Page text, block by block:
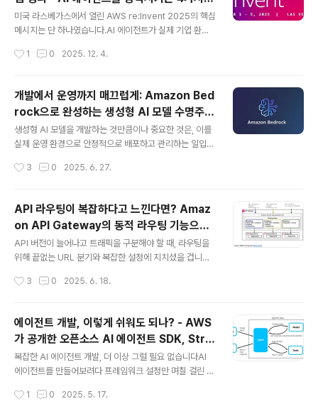
gent 운영이 오히려 새 기술 부채가 되는 것 아닌가?”이
고민은 자연스럽다. 엔터프라이즈 환경에서는 도구가 늘어
이 문제를 이해하는 이유는 단순하다. 엔..
방법과 프론티어 에이전트
미국 라스베가스에서 열린 AWS re:Invent 2025의 핵심
메시지는 단 하나였습니다.AI 에이전트가 실제 기업 환경
게 제공할 것인가.AWS CEO Matt Garman은 올해 기조
개했습니다. 발표가 워낙 많았지만, 핵심만 정확하게 이해
하면 AWS가 어디로 가고 있는지, 그리고 앞으로 기업이
어떤 기술 방향을 잡아야 하는지 명확히 보입니다.이번 글
에서는 기조연설에서 다뤄진 4가지 AI 에이전트 기반 기술
빠르게 정리합니다.AI 에이전트를 동작시키는 4가지 핵심
1 0 2025. 12. 4.
개발에서 운영까지 매끄럽게: Amazon Bed
rock으로 완성하는 생성형 AI 모델 수명주기
관리
생성형 AI 모델을 개발하는 것만큼이나 중요한 것은, 이를
실제 운영 환경으로 안정적으로 배포하고 관리하는 일입니
운영하는 기업의 경우, 계정 간 또는 리전 간 모델 배포 과
은 이러한 문제를 해결하기 위해 Model Share와 Mode
l Copy라는 두 가지 기능을 제공합니다. 이 글에서는 두
기능이 각각 어떤 역할을 하는지, 어떻게 활용할 수 있는지,
그리고 개발 환경에서 운영 환경까지의 흐름 속에서 어떻
게 실무에 적용되는지를 자세히 설명합니다.Amazon Be
(AI21 Labs, Anthropic, Cohere, Met..
3 0 2025. 6. 27.
API 라우팅이 복잡하다고 느낀다면? Amaz
on API Gateway의 동적 라우팅 기능으로
해결해보세요
API 버전이 늘어나고 트래픽을 구분해야 할 때, 라우팅을
위해 끝없는 URL 분기와 복잡한 설정에 지치셨을 겁니다.
상황이라면 경로 기반 라우팅만으로는 한계가 있습니다.이
기능을 활용하면 API 구조를 보다 유연하게 만들고, 테스
트 및 배포 전략도 훨씬 간결하게 운영할 수 있습니다. 이
글에서는 이 기능이 어떤 문제를 해결해주고, 어떻게 설정
하며, 실제로 어떤 효과를 낼 수 있는지 자세히 소개합니다.
지 API 버전 관리나 A/B 테스트를 위해서는 주로 URL 경
3 0 2025. 6. 18.
에이전트 개발, 이렇게 쉬워도 되나? - AWS
가 공개한 오픈소스 AI 에이전트 SDK, Stra
nds Agents 완전 분석
복잡한 AI 에이전트 개발, 더 이상 그럴 필요 없습니다AI
에이전트를 만들어보려다 프레임워크 설정만 며칠 걸린 경
에이전트 구성, 온갖 설정 파일까지. 개발은 복잡하고, 유지
1 0 2025. 5. 17.